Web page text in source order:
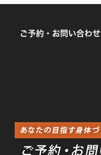
ご予約・お問い合わせ